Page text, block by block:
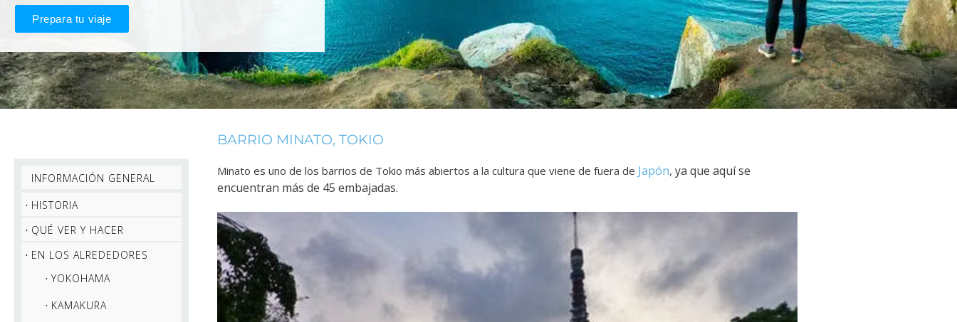
Prepara tu viaje
INFORMACIÓN GENERAL
HISTORIA
QUÉ VER Y HACER
EN LOS ALREDEDORES
YOKOHAMA
KAMAKURA
BARRIO MINATO, TOKIO
Minato es uno de los barrios de Tokio más abiertos a la cultura que viene de fuera de Japón, ya que aquí se
encuentran más de 45 embajadas.